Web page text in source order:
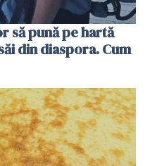
să pună pe hartă
din diaspora. Cum